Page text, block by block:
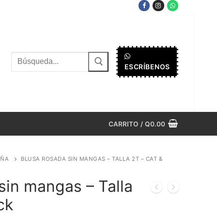
Buscar
por:
ESCRÍBENOS
CARRITO / Q0.00
BLUSA ROSADA SIN MANGAS – TALLA 2T – CAT &
mangas – Talla